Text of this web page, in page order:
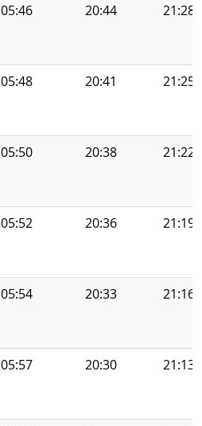
05:46 20:44 21:28
05:48 20:41 21:25
05:50 20:38 21:22
05:52 20:36 21:19
05:54 20:33 21:16
05:57 20:30 21:13